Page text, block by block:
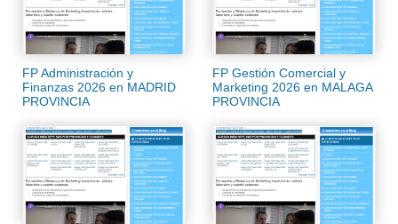
FP Administración y
Finanzas 2026 en MADRID
PROVINCIA
FP Gestión Comercial y
Marketing 2026 en MALAGA
PROVINCIA